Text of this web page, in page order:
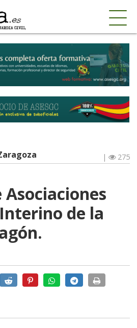
| 275
Asociaciones
de la